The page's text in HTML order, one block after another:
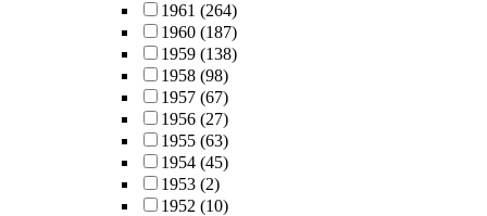
1961 (264)
1960 (187)
1959 (138)
1958 (98)
1957 (67)
1956 (27)
1955 (63)
1954 (45)
1953 (2)
1952 (10)